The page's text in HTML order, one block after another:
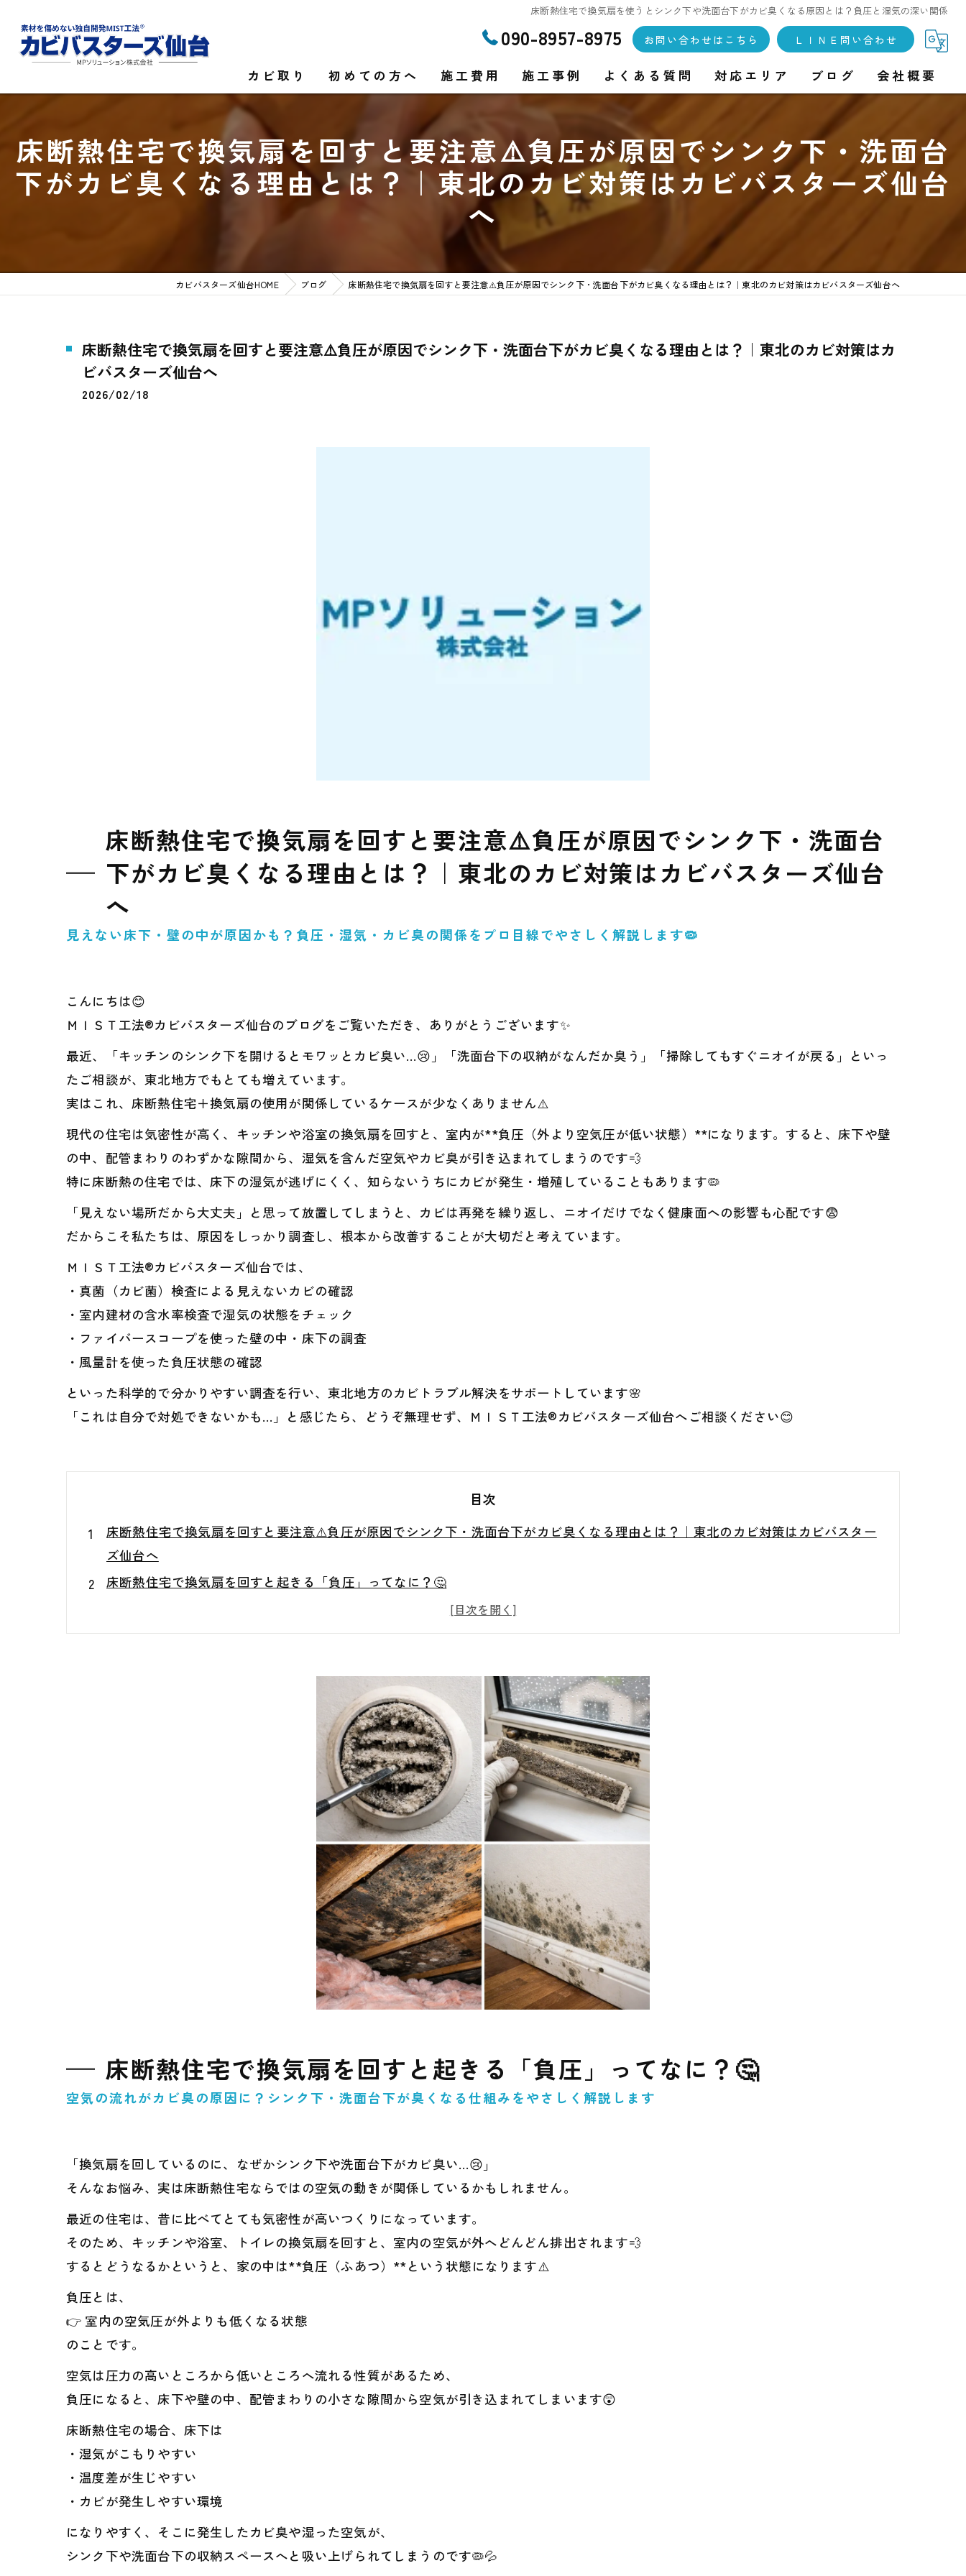
床断熱住宅で換気扇を使うとシンク下や洗面台下がカビ臭くなる原因とは？負圧と湿気の深い関係
090-8957-8975 お問い合わせはこちら ＬＩＮＥ問い合わせ
カビ取り
カビ菌検査
家庭のカビ取り
施設のカビ取り
初めての方へ 施工費用 施工事例 よくある質問 対応エリア ブログ 会社概要
床断熱住宅で換気扇を回すと要注意⚠️負圧が原因でシンク下・洗面台
下がカビ臭くなる理由とは？｜東北のカビ対策はカビバスターズ仙台
へ
カビバスターズ仙台HOME ブログ 床断熱住宅で換気扇を回すと要注意⚠️負圧が原因でシンク下・洗面台下がカビ臭くなる理由とは？｜東北のカビ対策はカビバスターズ仙台へ
床断熱住宅で換気扇を回すと要注意⚠️負圧が原因でシンク下・洗面台下がカビ臭くなる理由とは？｜東北のカビ対策はカ
ビバスターズ仙台へ
2026/02/18
床断熱住宅で換気扇を回すと要注意⚠️負圧が原因でシンク下・洗面台
下がカビ臭くなる理由とは？｜東北のカビ対策はカビバスターズ仙台
へ
見えない床下・壁の中が原因かも？負圧・湿気・カビ臭の関係をプロ目線でやさしく解説します🦠
こんにちは😊
ＭＩＳＴ工法®カビバスターズ仙台のブログをご覧いただき、ありがとうございます✨
最近、「キッチンのシンク下を開けるとモワッとカビ臭い…😢」「洗面台下の収納がなんだか臭う」「掃除してもすぐニオイが戻る」といっ
たご相談が、東北地方でもとても増えています。
実はこれ、床断熱住宅＋換気扇の使用が関係しているケースが少なくありません⚠️
現代の住宅は気密性が高く、キッチンや浴室の換気扇を回すと、室内が**負圧（外より空気圧が低い状態）**になります。すると、床下や壁
の中、配管まわりのわずかな隙間から、湿気を含んだ空気やカビ臭が引き込まれてしまうのです💨
特に床断熱の住宅では、床下の湿気が逃げにくく、知らないうちにカビが発生・増殖していることもあります🦠
「見えない場所だから大丈夫」と思って放置してしまうと、カビは再発を繰り返し、ニオイだけでなく健康面への影響も心配です😨
だからこそ私たちは、原因をしっかり調査し、根本から改善することが大切だと考えています。
ＭＩＳＴ工法®カビバスターズ仙台では、
・真菌（カビ菌）検査による見えないカビの確認
・室内建材の含水率検査で湿気の状態をチェック
・ファイバースコープを使った壁の中・床下の調査
・風量計を使った負圧状態の確認
といった科学的で分かりやすい調査を行い、東北地方のカビトラブル解決をサポートしています🌸
「これは自分で対処できないかも…」と感じたら、どうぞ無理せず、ＭＩＳＴ工法®カビバスターズ仙台へご相談ください😊
目次
床断熱住宅で換気扇を回すと要注意⚠️負圧が原因でシンク下・洗面台下がカビ臭くなる理由とは？｜東北のカビ対策はカビバスター
ズ仙台へ
床断熱住宅で換気扇を回すと起きる「負圧」ってなに？🤔
なぜシンク下・洗面台下の収納はカビ臭くなりやすいの？🦠
そのニオイ、本当にカビ？🦠見えない原因を突き止める「真菌（カビ菌）検査」の大切さ
換気扇を回すと家の中はどうなる？📐風量計で分かる「負圧」のチェック方法
壁の中や床下はどうなっている？👀ファイバースコープ調査で分かる本当の状態
カビは原因を突き止めないと再発する⚠️東北のカビトラブルは早めの相談が安心です
床断熱住宅で換気扇を回すと起きる「負圧」ってなに？🤔
空気の流れがカビ臭の原因に？シンク下・洗面台下が臭くなる仕組みをやさしく解説します
「換気扇を回しているのに、なぜかシンク下や洗面台下がカビ臭い…😢」
そんなお悩み、実は床断熱住宅ならではの空気の動きが関係しているかもしれません。
最近の住宅は、昔に比べてとても気密性が高いつくりになっています。
そのため、キッチンや浴室、トイレの換気扇を回すと、室内の空気が外へどんどん排出されます💨
するとどうなるかというと、家の中は**負圧（ふあつ）**という状態になります⚠️
負圧とは、
👉 室内の空気圧が外よりも低くなる状態
のことです。
空気は圧力の高いところから低いところへ流れる性質があるため、
負圧になると、床下や壁の中、配管まわりの小さな隙間から空気が引き込まれてしまいます😲
床断熱住宅の場合、床下は
・湿気がこもりやすい
・温度差が生じやすい
・カビが発生しやすい環境
になりやすく、そこに発生したカビ臭や湿った空気が、
シンク下や洗面台下の収納スペースへと吸い上げられてしまうのです🦠💦